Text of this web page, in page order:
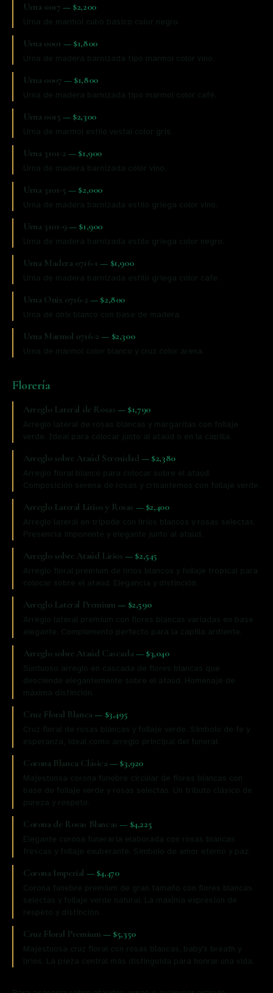
Urna 0017 — $2,200
Urna de marmol cubo basico color negro.
Urna 0001 — $1,800
Urna de madera barnizada tipo marmol color vino.
Urna 0007 — $1,800
Urna de madera barnizada tipo marmol color café.
Urna 0015 — $2,300
Urna de marmol estilo vestal color gris.
Urna 3101-2 — $1,900
Urna de madera barnizada color vino.
Urna 3101-5 — $2,000
Urna de madera barnizada estilo griega color vino.
Urna 3101-9— $1,900
Urna de madera barnizada estilo griega color negro.
Urna Madera 0716-1 — $1,900
Urna de madera barnizada estilo griega color cafe.
Urna Onix 0716-2 — $2,800
Urna de onix blanco con base de madera.
Urna Marmol 0716-2 — $2,300
Urna de marmol color blanco y cruz color arena.
Florería
Arreglo Lateral de Rosas — $1,790
Arreglo lateral de rosas blancas y margaritas con follaje
verde. Ideal para colocar junto al ataúd o en la capilla.
Arreglo sobre Ataúd Serenidad — $2,380
Arreglo floral blanco para colocar sobre el ataúd.
Composición serena de rosas y crisantemos con follaje verde.
Arreglo Lateral Lirios y Rosas — $2,400
Arreglo lateral en trípode con lirios blancos y rosas selectas.
Presencia imponente y elegante junto al ataúd.
Arreglo sobre Ataúd Lirios — $2,545
Arreglo floral premium de lirios blancos y follaje tropical para
colocar sobre el ataúd. Elegancia y distinción.
Arreglo Lateral Premium — $2,590
Arreglo lateral premium con flores blancas variadas en base
elegante. Complemento perfecto para la capilla ardiente.
Arreglo sobre Ataúd Cascada — $3,040
Suntuoso arreglo en cascada de flores blancas que
desciende elegantemente sobre el ataúd. Homenaje de
máxima distinción.
Cruz Floral Blanca — $3,495
Cruz floral de rosas blancas y follaje verde. Símbolo de fe y
esperanza, ideal como arreglo principal del funeral.
Corona Blanca Clásica — $3,920
Majestuosa corona fúnebre circular de flores blancas con
base de follaje verde y rosas selectas. Un tributo clásico de
pureza y respeto.
Corona de Rosas Blancas — $4,225
Elegante corona funeraria elaborada con rosas blancas
frescas y follaje exuberante. Símbolo de amor eterno y paz.
Corona Imperial — $4,470
Corona fúnebre premium de gran tamaño con flores blancas
selectas y follaje verde natural. La máxima expresión de
respeto y distinción.
Cruz Floral Premium — $5,350
Majestuosa cruz floral con rosas blancas, baby's breath y
lirios. La pieza central más distinguida para honrar una vida.